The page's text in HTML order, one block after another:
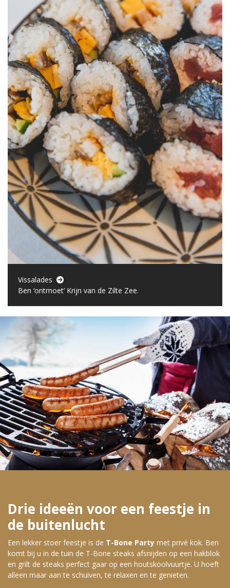
Vissalades
Ben ‘ontmoet’ Krijn van de Zilte Zee.
Drie ideeën voor een feestje in
de buitenlucht
Een lekker stoer feestje is de T-Bone Party met privé kok. Ben
komt bij u in de tuin de T-Bone steaks afsnijden op een hakblok
en grilt de steaks perfect gaar op een houtskoolvuurtje. U hoeft
alleen maar aan te schuiven, te relaxen en te genieten.